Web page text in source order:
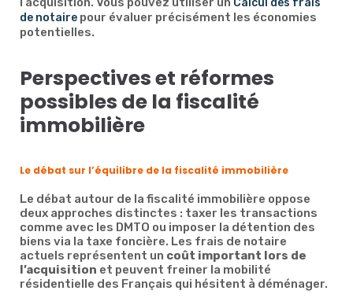
Calcul des frais
de notaire pour évaluer précisément les économies
potentielles.
Perspectives et réformes
possibles de la fiscalité
immobilière
Le débat sur l’équilibre de la fiscalité immobilière
Le débat autour de la fiscalité immobilière oppose
deux approches distinctes : taxer les transactions
comme avec les DMTO ou imposer la détention des
biens via la taxe foncière. Les frais de notaire
actuels représentent un coût important lors de
l’acquisition et peuvent freiner la mobilité
résidentielle des Français qui hésitent à déménager.